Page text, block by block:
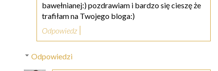
bawełnianej:) pozdrawiam i bardzo się cieszę że
trafiłam na Twojego bloga:)
Odpowiedz
Odpowiedzi